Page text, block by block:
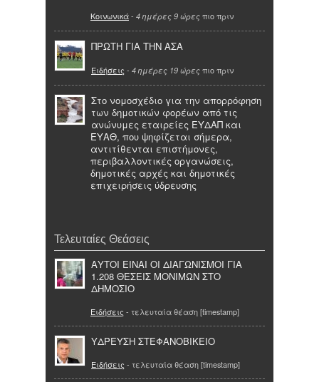
Κοινωνικά- 4 ημέρες 9 ώρες πιο πριν
ΠΡΩΤΗ ΓΙΑ ΤΗΝ ΑΣΑ
Ειδήσεις - 4 ημέρες 19 ώρες πιο πριν
Στο νομοσχέδιο για την απορρόφηση
των δημοτικών φορέων από τις
ανώνυμες εταιρείες ΕΥΔΑΠ και
ΕΥΑΘ, που ψηφίζεται σήμερα,
αντιτίθενται επιστήμονες,
περιβαλλοντικές οργανώσεις,
δημοτικές αρχές και δημοτικές
επιχειρήσεις ύδρευσης
Τελευταίες Θεάσεις
ΑΥΤΟΙ ΕΙΝΑΙ ΟΙ ΔΙΑΓΩΝΙΣΜΟΙ ΓΙΑ
1.208 ΘΕΣΕΙΣ ΜΟΝΙΜΩΝ ΣΤΟ
ΔΗΜΟΣΙΟ
Ειδήσεις - τελευταία θέαση [timestamp]
ΥΔΡΕΥΣΗ ΣΤΕΦΑΝΟΒΙΚΕΙΟ
Ειδήσεις - τελευταία θέαση [timestamp]